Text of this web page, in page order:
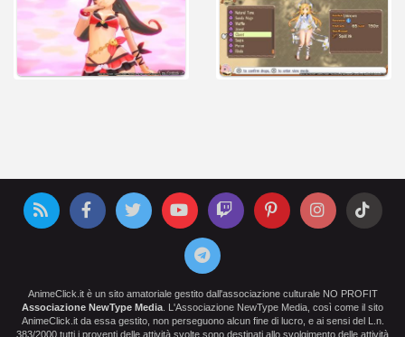
AnimeClick.it è un sito amatoriale gestito dall'associazione culturale NO PROFIT
Associazione NewType Media. L'Associazione NewType Media, così come il sito
AnimeClick.it da essa gestito, non perseguono alcun fine di lucro, e ai sensi del L.n.
383/2000 tutti i proventi delle attività svolte sono destinati allo svolgimento delle attività